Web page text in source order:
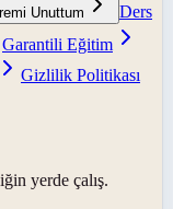
Unuttum
Ders
Garantili Eğitim
Gizlilik Politikası
yerde çalış.